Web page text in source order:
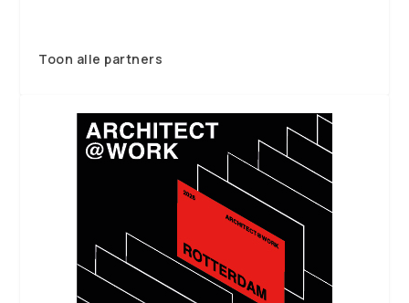
Toon alle partners